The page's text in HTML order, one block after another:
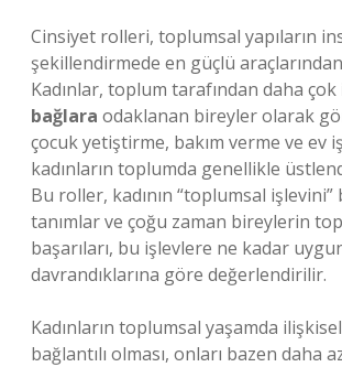
Cinsiyet rolleri, toplumsal yapıların
şekillendirmede en güçlü
Kadınlar, toplum tarafından daha çok
bağlara odaklanan bireyler olarak
çocuk yetiştirme, bakım verme ve ev
kadınların toplumda genellikle
Bu roller, kadının “toplumsal
tanımlar ve çoğu zaman bireylerin
başarıları, bu işlevlere ne kadar
davrandıklarına göre değerlendirilir.
Kadınların toplumsal yaşamda
bağlantılı olması, onları bazen daha